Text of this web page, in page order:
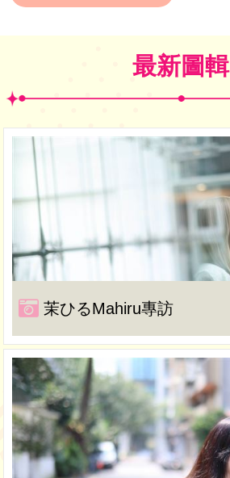
最新圖輯
茉ひるMahiru專訪